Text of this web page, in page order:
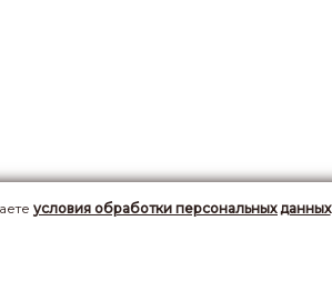
условия обработки персональных данных